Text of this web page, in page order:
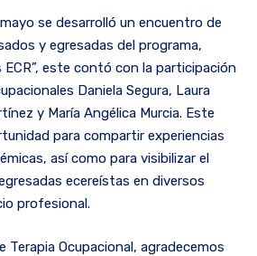
se desarrolló un encuentro de
y egresadas del programa,
ECR”, este contó con la participación
Daniela Segura, Laura
y María Angélica Murcia. Este
para compartir experiencias
así como para visibilizar el
ecereístas en diversos
profesional.
Terapia Ocupacional, agradecemos